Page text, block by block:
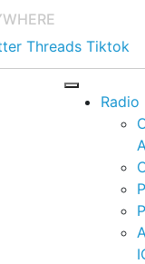
Threads Tiktok
Radio